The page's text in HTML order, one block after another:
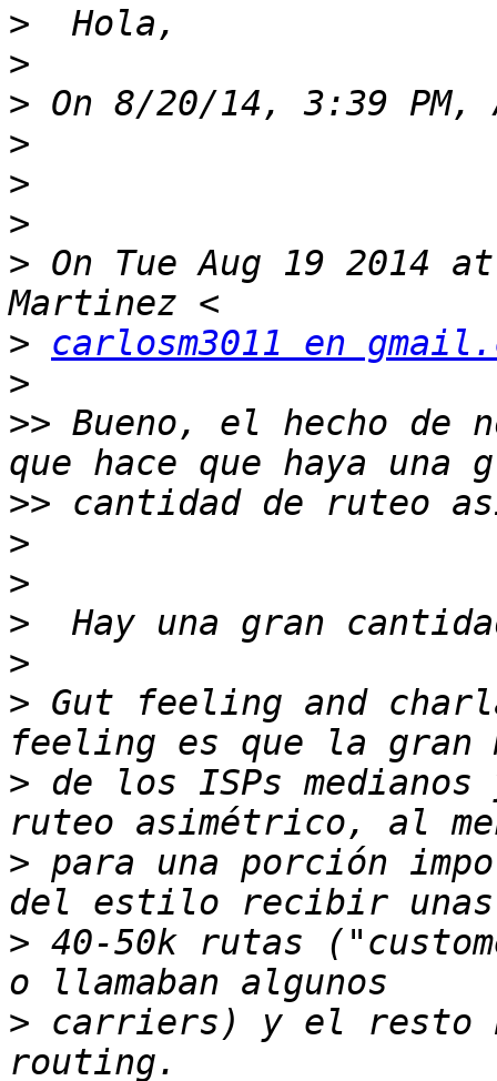
>
>
>
>
>
>
> On Tue Aug 19 2014
>
carlosm3011 en
>
>> Bueno, el hecho
>>
>
>
>
>
> Gut feeling and
> de los ISPs
> para una porción
> 40-50k rutas
> carriers) y el resto